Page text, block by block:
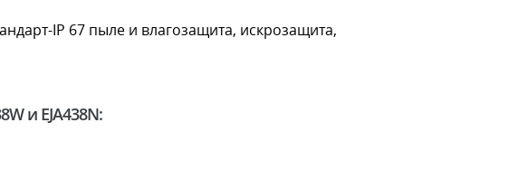
IP 67 пыле и влагозащита, искрозащита,
и EJA438N: